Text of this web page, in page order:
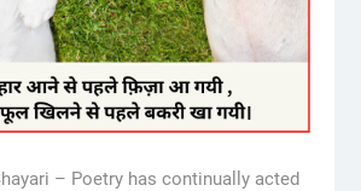
– Poetry has continually acted